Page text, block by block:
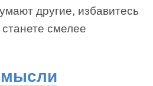
другие, избавитесь
смелее
мысли